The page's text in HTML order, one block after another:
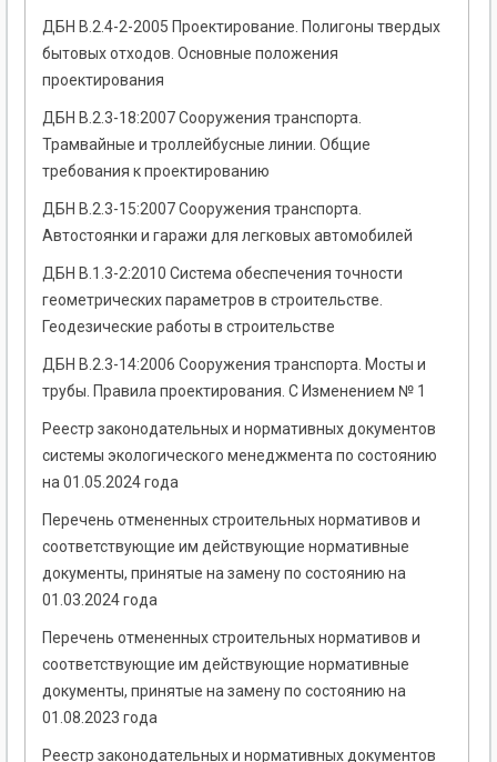
ДБН В.2.4-2-2005 Проектирование. Полигоны твердых
бытовых отходов. Основные положения
проектирования
ДБН В.2.3-18:2007 Сооружения транспорта.
Трамвайные и троллейбусные линии. Общие
требования к проектированию
ДБН В.2.3-15:2007 Сооружения транспорта.
Автостоянки и гаражи для легковых автомобилей
ДБН В.1.3-2:2010 Система обеспечения точности
геометрических параметров в строительстве.
Геодезические работы в строительстве
ДБН В.2.3-14:2006 Сооружения транспорта. Мосты и
трубы. Правила проектирования. С Изменением № 1
Реестр законодательных и нормативных документов
системы экологического менеджмента по состоянию
на 01.05.2024 года
Перечень отмененных строительных нормативов и
соответствующие им действующие нормативные
документы, принятые на замену по состоянию на
01.03.2024 года
Перечень отмененных строительных нормативов и
соответствующие им действующие нормативные
документы, принятые на замену по состоянию на
01.08.2023 года
Реестр законодательных и нормативных документов